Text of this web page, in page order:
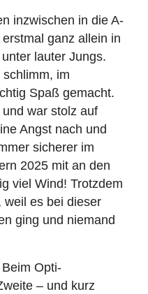
inzwischen in die A-
ganz allein in
lauter Jungs.
im
Spaß gemacht.
war stolz auf
Angst nach und
sicherer im
2025 mit an den
viel Wind! Trotzdem
weil es bei dieser
ging und niemand
Opti-
– und kurz